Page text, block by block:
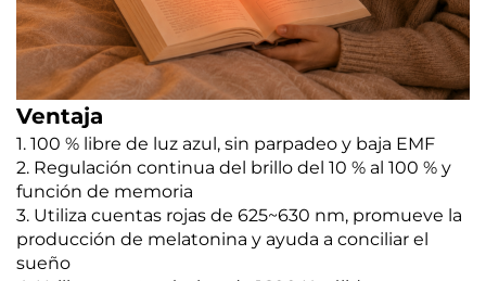
Ventaja
1. 100 % libre de luz azul, sin parpadeo y baja EMF
2. Regulación continua del brillo del 10 % al 100 % y
función de memoria
3. Utiliza cuentas rojas de 625~630 nm, promueve la
producción de melatonina y ayuda a conciliar el
sueño